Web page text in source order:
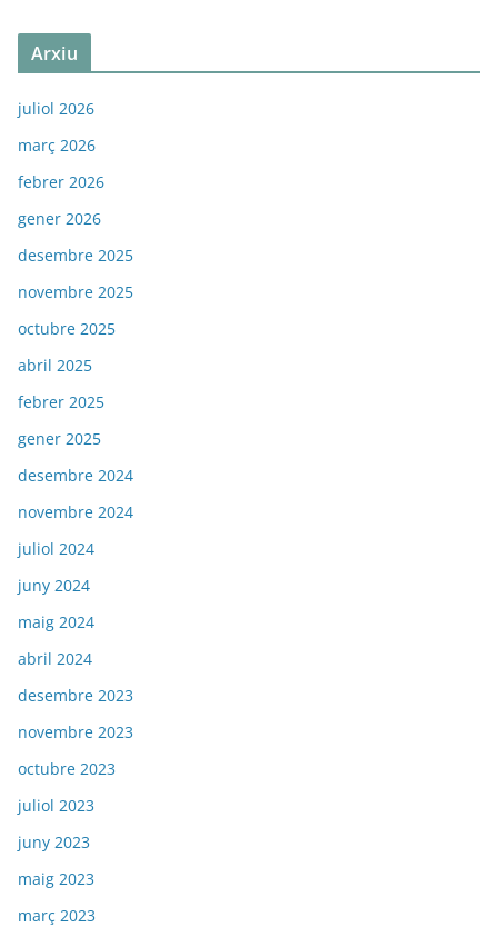
Arxiu
juliol 2026
març 2026
febrer 2026
gener 2026
desembre 2025
novembre 2025
octubre 2025
abril 2025
febrer 2025
gener 2025
desembre 2024
novembre 2024
juliol 2024
juny 2024
maig 2024
abril 2024
desembre 2023
novembre 2023
octubre 2023
juliol 2023
juny 2023
maig 2023
març 2023